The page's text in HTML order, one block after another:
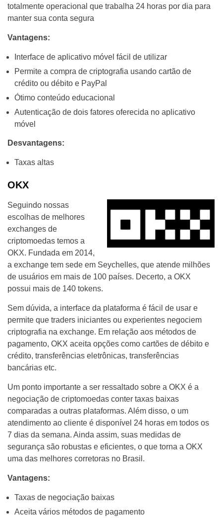
totalmente operacional que trabalha 24 horas por dia para
manter sua conta segura
Vantagens:
Interface de aplicativo móvel fácil de utilizar
Permite a compra de criptografia usando cartão de
crédito ou débito e PayPal
Ótimo conteúdo educacional
Autenticação de dois fatores oferecida no aplicativo
móvel
Desvantagens:
Taxas altas
OKX
Seguindo nossas
escolhas de melhores
exchanges de
criptomoedas temos a
OKX. Fundada em 2014,
a exchange tem sede em Seychelles, que atende milhões
de usuários em mais de 100 países. Decerto, a OKX
possui mais de 140 tokens.
Sem dúvida, a interface da plataforma é fácil de usar e
permite que traders iniciantes ou experientes negociem
criptografia na exchange. Em relação aos métodos de
pagamento, OKX aceita opções como cartões de débito e
crédito, transferências eletrônicas, transferências
bancárias etc.
Um ponto importante a ser ressaltado sobre a OKX é a
negociação de criptomoedas conter taxas baixas
comparadas a outras plataformas. Além disso, o um
atendimento ao cliente é disponível 24 horas em todos os
7 dias da semana. Ainda assim, suas medidas de
segurança são robustas e eficientes, o que torna a OKX
uma das melhores corretoras no Brasil.
Vantagens:
Taxas de negociação baixas
Aceita vários métodos de pagamento